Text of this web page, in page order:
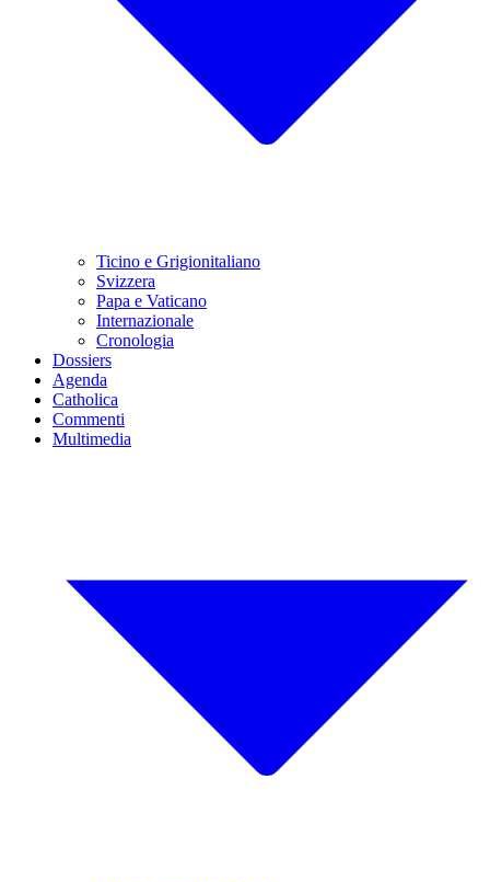
Ticino e Grigionitaliano
Svizzera
Papa e Vaticano
Internazionale
Cronologia
Dossiers
Agenda
Catholica
Commenti
Multimedia